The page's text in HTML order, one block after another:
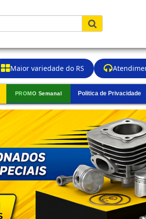
Maior variedade do RS
PROMO Semanal Politica de Privacidade